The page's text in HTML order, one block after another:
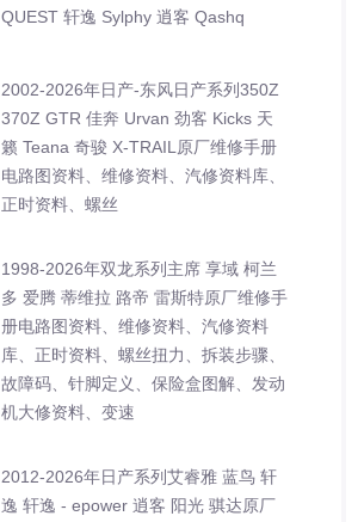
QUEST 轩逸 Sylphy 逍客 Qashq
2002-2026年日产-东风日产系列350Z
370Z GTR 佳奔 Urvan 劲客 Kicks 天
籁 Teana 奇骏 X-TRAIL原厂维修手册
电路图资料、维修资料、汽修资料库、
正时资料、螺丝
1998-2026年双龙系列主席 享域 柯兰
多 爱腾 蒂维拉 路帝 雷斯特原厂维修手
册电路图资料、维修资料、汽修资料
库、正时资料、螺丝扭力、拆装步骤、
故障码、针脚定义、保险盒图解、发动
机大修资料、变速
2012-2026年日产系列艾睿雅 蓝鸟 轩
逸 轩逸 - epower 逍客 阳光 骐达原厂